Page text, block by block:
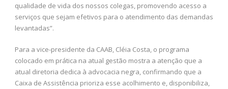
qualidade de vida dos nossos colegas, promovendo acesso a
serviços que sejam efetivos para o atendimento das demandas
levantadas”.
Para a vice-presidente da CAAB, Cléia Costa, o programa
colocado em prática na atual gestão mostra a atenção que a
atual diretoria dedica à advocacia negra, confirmando que a
Caixa de Assistência prioriza esse acolhimento e, disponibiliza,